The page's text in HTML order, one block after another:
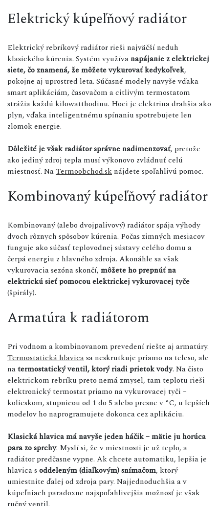
Elektrický kúpeľňový radiátor
Elektrický rebríkový radiátor rieši najväčší neduh
klasického kúrenia. Systém využívanapájanie z elektrickej
siete, čo znamená, že môžete vykurovať kedykoľvek,
pokojne aj uprostred leta. Súčasné modely navyše vďaka
smart aplikáciám, časovačom a citlivým termostatom
strážia každú kilowatthodinu. Hoci je elektrina drahšia ako
plyn, vďaka inteligentnému spínaniu spotrebujete len
zlomok energie.
Dôležité je však radiátor správne nadimenzovať, pretože
ako jediný zdroj tepla musí výkonovo zvládnuť celú
miestnosť. NaTermoobchod.sk nájdete spoľahlivú pomoc.
Kombinovaný kúpeľňový radiátor
Kombinovaný (alebo dvojpalivový) radiátor spája výhody
dvoch rôznych spôsobov kúrenia. Počas zimných mesiacov
funguje ako súčasť teplovodnej sústavy celého domu a
čerpá energiu z hlavného zdroja. Akonáhle sa však
vykurovacia sezóna skončí, môžete ho prepnúť na
elektrickú sieť pomocou elektrickej vykurovacej tyče
(špirály).
Armatúra k radiátorom
Pri vodnom a kombinovanom prevedení riešte aj armatúry.
Termostatická hlavicasa neskrutkuje priamo na teleso, ale
natermostatický ventil, ktorý riadi prietok vody. Na čisto
elektrickom rebríku preto nemá zmysel, tam teplotu rieši
elektronický termostat priamo na vykurovacej tyči –
kolieskom, stupnicou od 1 do 5 alebo presne v °C, u lepších
modelov ho naprogramujete dokonca cez aplikáciu.
Klasická hlavica má navyše jeden háčik – mätie ju horúca
para zo sprchy. Myslí si, že v miestnosti je už teplo, a
radiátor predčasne vypne. Ak chcete automatiku, lepšia je
hlavica s oddeleným (diaľkovým) snímačom, ktorý
umiestnite ďalej od zdroja pary. Najjednoduchšia a v
kúpeľniach paradoxne najspoľahlivejšia možnosť je však